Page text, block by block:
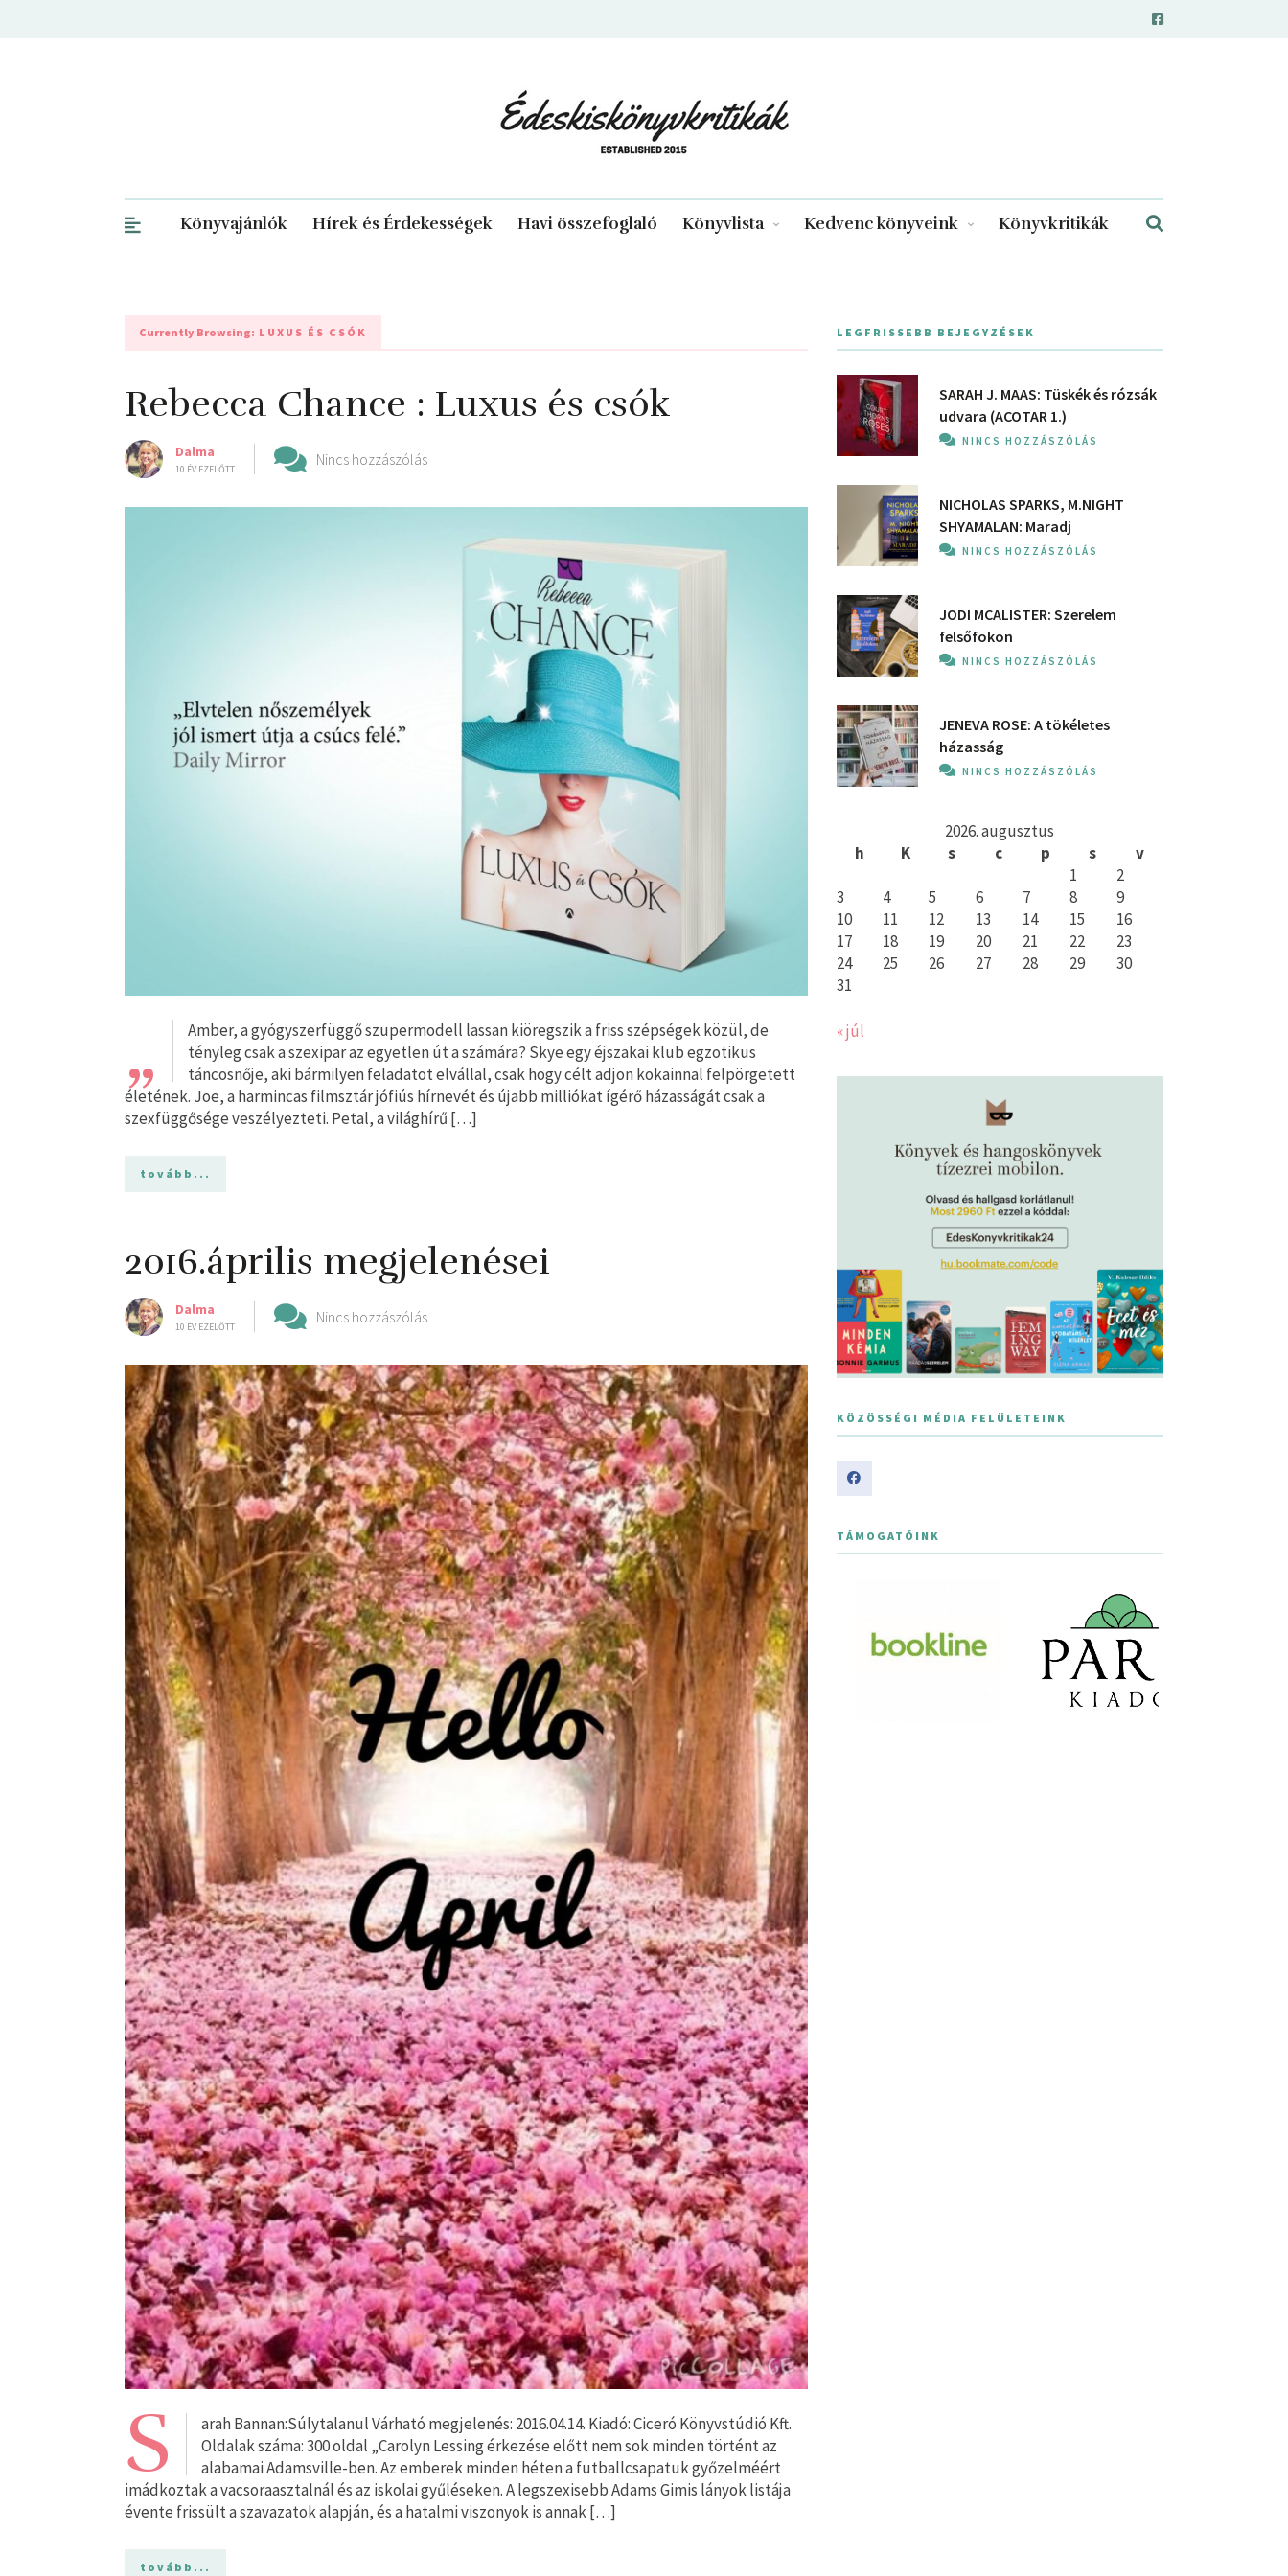
Könyvajánlók Hírek és Érdekességek Havi összefoglaló Könyvlista Kedvenc könyveink Könyvkritikák
Currently Browsing: LUXUS ÉS CSÓK
Rebecca Chance : Luxus és csók
Dalma
10 ÉV EZELŐTT
Nincs hozzászólás
„
Amber, a gyógyszerfüggő szupermodell lassan kiöregszik a friss szépségek közül, de
tényleg csak a szexipar az egyetlen út a számára? Skye egy éjszakai klub egzotikus
táncosnője, aki bármilyen feladatot elvállal, csak hogy célt adjon kokainnal felpörgetett
életének. Joe, a harmincas filmsztár jófiús hírnevét és újabb milliókat ígérő házasságát csak a
szexfüggősége veszélyezteti. Petal, a világhírű […]
tovább...
2016.április megjelenései
Dalma
10 ÉV EZELŐTT
Nincs hozzászólás
S
arah Bannan:Súlytalanul Várható megjelenés: 2016.04.14. Kiadó: Ciceró Könyvstúdió Kft.
Oldalak száma: 300 oldal „Carolyn Lessing érkezése előtt nem sok minden történt az
alabamai Adamsville-ben. Az emberek minden héten a futballcsapatuk győzelméért
imádkoztak a vacsoraasztalnál és az iskolai gyűléseken. A legszexisebb Adams Gimis lányok listája
évente frissült a szavazatok alapján, és a hatalmi viszonyok is annak […]
tovább...
LEGFRISSEBB BEJEGYZÉSEK
SARAH J. MAAS: Tüskék és rózsák
udvara (ACOTAR 1.)
NINCS HOZZÁSZÓLÁS
NICHOLAS SPARKS, M.NIGHT
SHYAMALAN: Maradj
NINCS HOZZÁSZÓLÁS
JODI MCALISTER: Szerelem
felsőfokon
NINCS HOZZÁSZÓLÁS
JENEVA ROSE: A ​tökéletes
házasság
NINCS HOZZÁSZÓLÁS
2026. augusztus
h
K s c p s
v
1
2
3
4 5 6 7 8
9
10
11 12 13 14 15
16
17
18 19 20 21 22
23
24
25 26 27 28 29
30
31
« júl
KÖZÖSSÉGI MÉDIA FELÜLETEINK
TÁMOGATÓINK